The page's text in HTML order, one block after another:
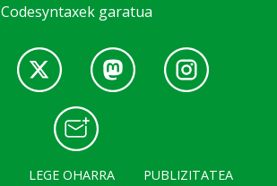
Codesyntaxek garatua
LEGE OHARRA
PUBLIZITATEA